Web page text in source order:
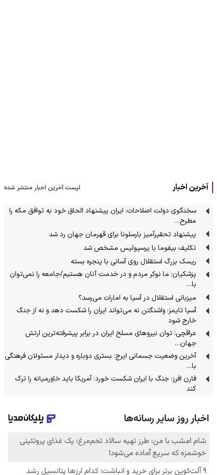
آخرین اخبار لیست آخرین اخبار منتشر شده
سخنگوی دولت اصلاحات: ایران پیشنهاد الحاق خود به توافق مکه را
مطرح…
پیشنهاد تحقیرآمیز بارسلونا برای قهرمان جهان رد شد
تکلیف بیفوما با پرسپولیس مشخص شد
ریسک بزرگ استقلال روی آسانی با پنجره بسته
پزشکیان: ما نوکر مردم و در خدمت آنان هستیم/جامعه را نمی‌توان
با…
میزبانی استقلال در آسیا به امارات می‌رسد؟
آسیا تایمز: واشنگتن نه می‌تواند ایران را شکست دهد و نه از جنگ
خارج شود
عراقچی: توان نیروهای مسلح ایران در برابر پیشرفته‌ترین ارتش
جهان…
آخرین وضعیت جسمانی ایرج؛ بستری دوباره و دیدار مسئولان فرهنگی
با…
فارن افرز: جنگ با ایران شکست خورد؛ آمریکا باید خاورمیانه را ترک
کند